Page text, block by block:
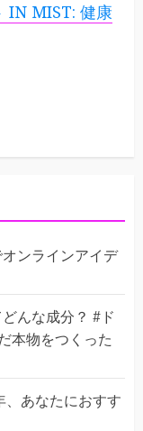
IN MIST: 健康
ンラインアイデ
んな成分？ #ド
本物をつくった
あなたにおすす